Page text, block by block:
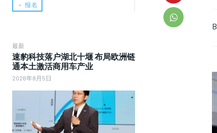
﹢ 报名
最新
速豹科技落户湖北十堰 布局欧洲链
通本土激活商用车产业
2026年8月5日